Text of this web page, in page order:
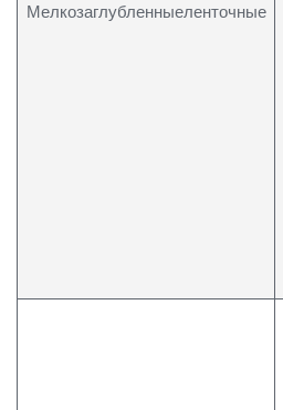
Мелкозаглубленныеленточные
Ваш номер телефона*